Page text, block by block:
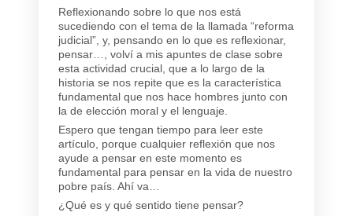
Reflexionando sobre lo que nos está
sucediendo con el tema de la llamada “reforma
judicial”, y, pensando en lo que es reflexionar,
pensar…, volví a mis apuntes de clase sobre
esta actividad crucial, que a lo largo de la
historia se nos repite que es la característica
fundamental que nos hace hombres junto con
la de elección moral y el lenguaje.
Espero que tengan tiempo para leer este
artículo, porque cualquier reflexión que nos
ayude a pensar en este momento es
fundamental para pensar en la vida de nuestro
pobre país. Ahí va…
¿Qué es y qué sentido tiene pensar?